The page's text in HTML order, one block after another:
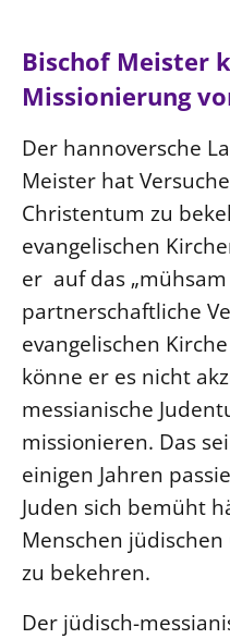
Bischof Meister
Missionierung
Der hannoversche
Meister hat
Christentum zu
evangelischen
er auf das
partnerschaftliche
evangelischen
könne er es nicht
messianische
missionieren. Das
einigen Jahren
Juden sich bemüht
Menschen jüdischen
zu bekehren.
Der jüdisch-